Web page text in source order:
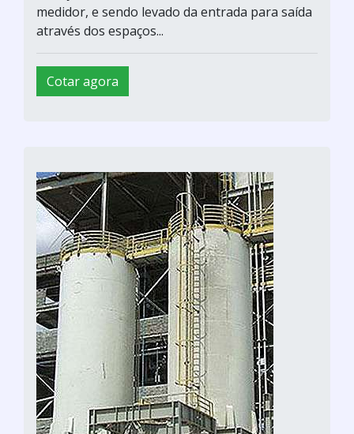
medidor, e sendo levado da entrada para saída
através dos espaços...
Cotar agora